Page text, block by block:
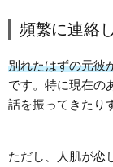
頻繁に連絡
別れたはずの元彼
です。特に現在の
話を振ってきたり
ただし、人肌が恋